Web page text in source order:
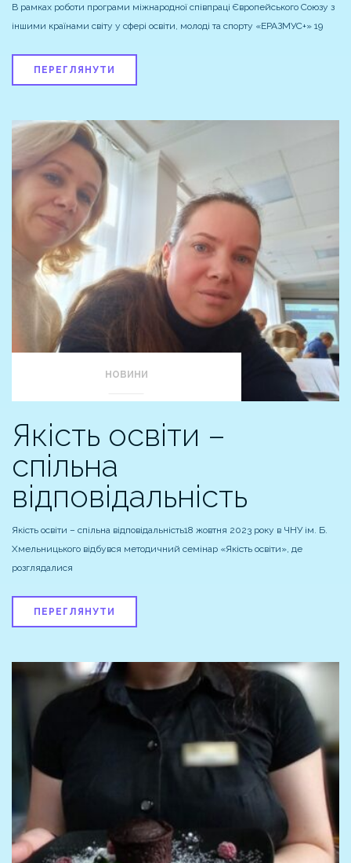
В рамках роботи програми міжнародної співпраці Європейського Союзу з
іншими країнами світу у сфері освіти, молоді та спорту «ЕРАЗМУС+» 19
ПЕРЕГЛЯНУТИ
НОВИНИ
Якість освіти –
спільна
відповідальність
Якість освіти – спільна відповідальність18 жовтня 2023 року в ЧНУ ім. Б.
Хмельницького відбувся методичний семінар «Якість освіти», де
розглядалися
ПЕРЕГЛЯНУТИ